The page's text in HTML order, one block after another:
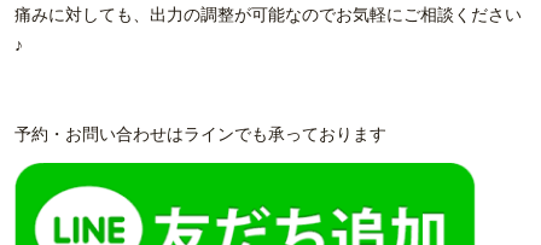
痛みに対しても、出力の調整が可能なのでお気軽にご相談ください
♪
予約・お問い合わせはラインでも承っております